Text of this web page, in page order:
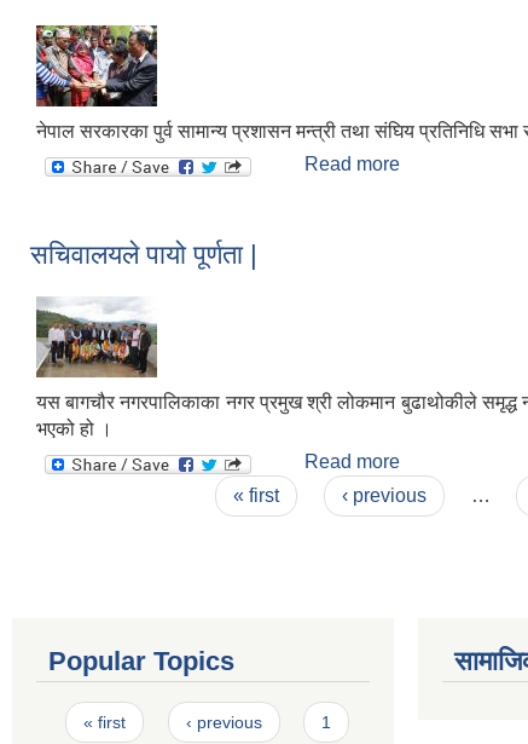
नेपाल सरकारका पुर्व सामान्य प्रशासन मन्त्री तथा संघिय प्रतिनिधि
Read more
सचिवालयले पायो पूर्णता |
यस बागचौर नगरपालिकाका नगर प्रमुख श्री लोकमान बुढाथोकीले समृद्ध
भएको हो ।
Read more
« first ‹ previous …
Popular Topics
Pages
« first ‹ previous
1